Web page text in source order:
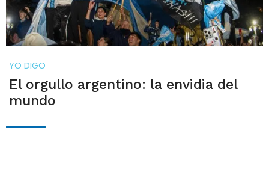
YO DIGO
El orgullo argentino: la envidia del
mundo